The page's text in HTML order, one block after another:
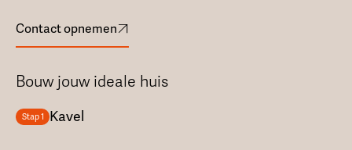
Contact opnemen
Bouw jouw ideale huis
Stap 1 Kavel